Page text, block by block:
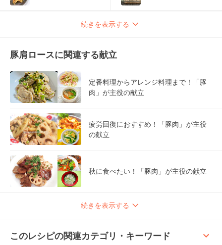
続きを表示する
豚肩ロースに関連する献立
定番料理からアレンジ料理まで！「豚
肉」が主役の献立
疲労回復におすすめ！「豚肉」が主役
の献立
秋に食べたい！「豚肉」が主役の献立
続きを表示する
このレシピの関連カテゴリ・キーワード keyboard_arrow_up